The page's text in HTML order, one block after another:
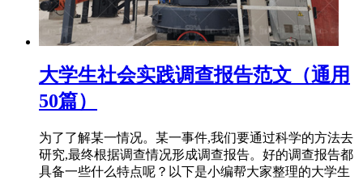
大学生社会实践调查报告范文（通用
50篇）
为了了解某一情况。某一事件,我们要通过科学的方法去
研究,最终根据调查情况形成调查报告。好的调查报告都
具备一些什么特点呢？以下是小编帮大家整理的大学生